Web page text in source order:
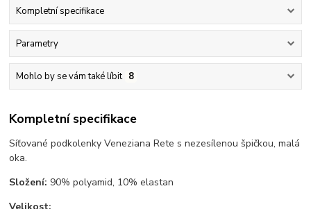
Kompletní specifikace
Parametry
Mohlo by se vám také líbit 8
Kompletní specifikace
Síťované podkolenky Veneziana Rete s nezesílenou špičkou, malá
oka.
Složení: 90% polyamid, 10% elastan